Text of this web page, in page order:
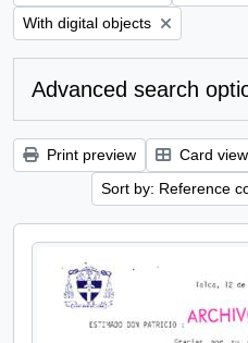
Remove filter:
With digital objects
Advanced search
Print preview Card view
Sort by: Reference